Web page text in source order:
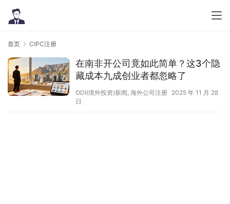
首页 CIPC注册
在南非开公司竟如此简单？这3个隐
藏成本九成创业者都忽略了
ODI(境外投资)新闻, 海外公司注册 2025 年 11 月 28
日